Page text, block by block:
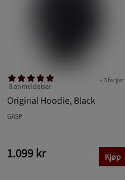
Original Hoodie, Black
+ 3 farger
8 anmeldelser
GASP
1.099 kr Kjøp